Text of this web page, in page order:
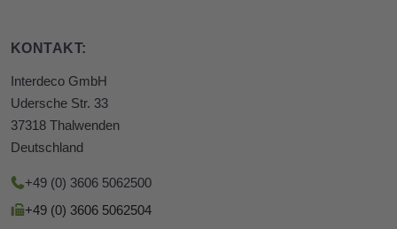
KONTAKT:
Interdeco GmbH
Udersche Str. 33
37318 Thalwenden
Deutschland
+49 (0) 3606 5062500
+49 (0) 3606 5062504